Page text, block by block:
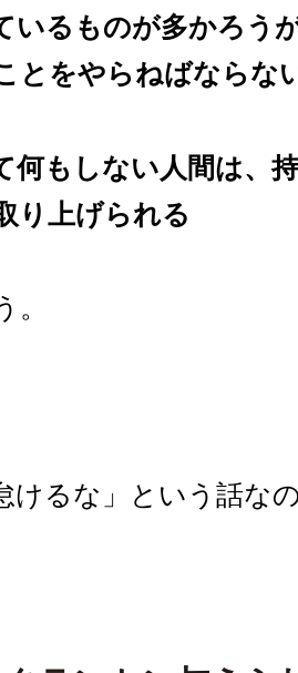
いるものが多かろう
とをやらねばならな
何もしない人間は、
り上げられる
けるな」という話な